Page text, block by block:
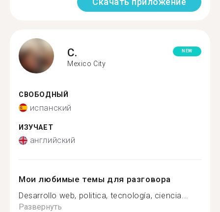
C.
Mexico City
NEW
СВОБОДНЫЙ
испанский
ИЗУЧАЕТ
английский
Мои любимые темы для разговора
Desarrollo web, politica, tecnología, ciencia...
Развернуть